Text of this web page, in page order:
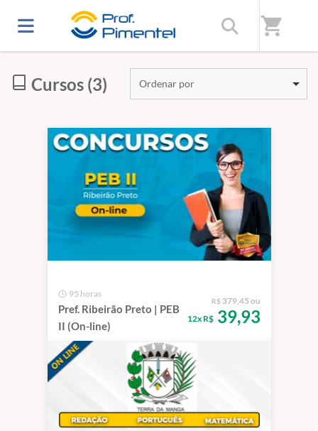
shopping_cart
Início/Categorias Prefeituras (On-line)
Cursos (3) Ordenar por
95 horas
Pref. Ribeirão Preto | PEB
II (On-line)
R$ 379,45 ou
12x R$39,93